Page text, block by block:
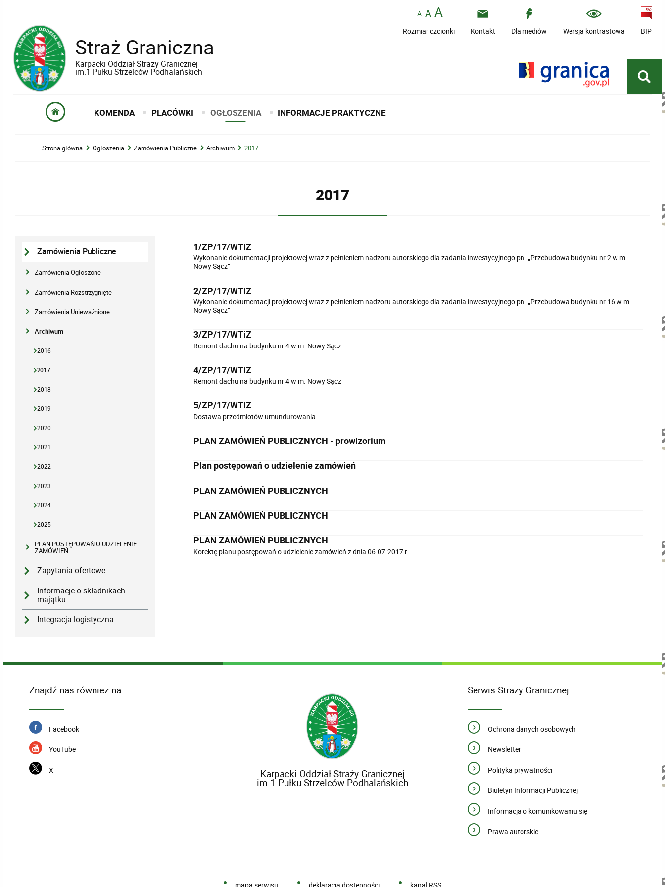
Straż Graniczna
Karpacki Oddział Straży Granicznej
im.1 Pułku Strzelców Podhalańskich
Rozmiar czcionki Kontakt Dla mediów Wersja kontrastowa BIP
KOMENDA PLACÓWKI OGŁOSZENIA INFORMACJE PRAKTYCZNE
Strona główna Ogłoszenia Zamówienia Publiczne Archiwum 2017
2017
Zamówienia Publiczne
Zamówienia Ogłoszone
Zamówienia Rozstrzygnięte
Zamówienia Unieważnione
Archiwum
2016
2017
2018
2019
2020
2021
2022
2023
2024
2025
PLAN POSTĘPOWAŃ O UDZIELENIE
ZAMÓWIEŃ
Zapytania ofertowe
Informacje o składnikach
majątku
Integracja logistyczna
1/ZP/17/WTiZ
Wykonanie dokumentacji projektowej wraz z pełnieniem nadzoru autorskiego dla zadania inwestycyjnego pn. „Przebudowa budynku nr 2 w m.
Nowy Sącz”
2/ZP/17/WTiZ
Wykonanie dokumentacji projektowej wraz z pełnieniem nadzoru autorskiego dla zadania inwestycyjnego pn. „Przebudowa budynku nr 16 w m.
Nowy Sącz”
3/ZP/17/WTiZ
Remont dachu na budynku nr 4 w m. Nowy Sącz
4/ZP/17/WTiZ
Remont dachu na budynku nr 4 w m. Nowy Sącz
5/ZP/17/WTiZ
Dostawa przedmiotów umundurowania
PLAN ZAMÓWIEŃ PUBLICZNYCH - prowizorium
Plan postępowań o udzielenie zamówień
PLAN ZAMÓWIEŃ PUBLICZNYCH
PLAN ZAMÓWIEŃ PUBLICZNYCH
PLAN ZAMÓWIEŃ PUBLICZNYCH
Korektę planu postępowań o udzielenie zamówień z dnia 06.07.2017 r.
Znajdź nas również na
Facebook
YouTube
X Karpacki Oddział Straży Granicznej
im.1 Pułku Strzelców Podhalańskich
Serwis Straży Granicznej
Ochrona danych osobowych
Newsletter
Polityka prywatności
Biuletyn Informacji Publicznej
Informacja o komunikowaniu się
Prawa autorskie
mapa serwisu deklaracja dostępności kanał RSS